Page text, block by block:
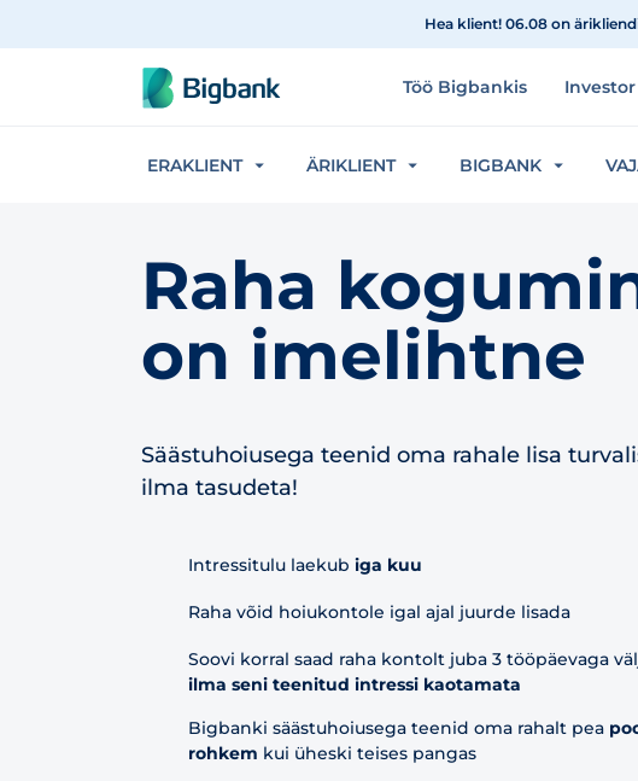
Hea klient! 06.08 on
Töö Bigbankis Investor
ERAKLIENT ÄRIKLIENT BIGBANK
Raha
on imelihtne
Säästuhoiusega teenid oma rahale lisa
ilma tasudeta!
Intressitulu laekub iga kuu
Raha võid hoiukontole igal ajal juurde lisada
Soovi korral saad raha kontolt juba 3 tööpäevaga
ilma seni teenitud intressi kaotamata
Bigbanki säästuhoiusega teenid oma rahalt pea
rohkem kui üheski teises pangas